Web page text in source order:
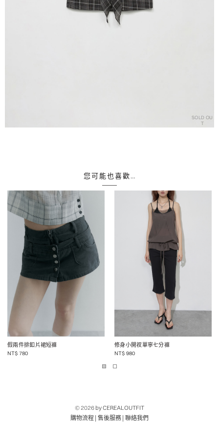
SOLD OU
T
您可能也喜歡…
假兩件排釦片裙短褲
NT$ 780
修身小開衩單寧七分褲
NT$ 980
© 2026 by CEREALOUTFIT
購物流程 | 售後服務 | 聯絡我們